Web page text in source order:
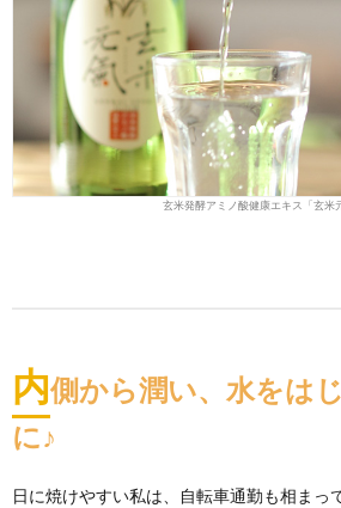
玄米発酵アミノ酸健康エキス「玄米
内側から潤い、水をは
に♪
日に焼けやすい私は、自転車通勤も相まっ